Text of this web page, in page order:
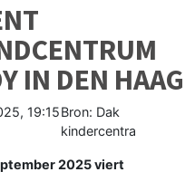
IN DEN HAAG
19:15Bron: Dak
kindercentra
2025 viert